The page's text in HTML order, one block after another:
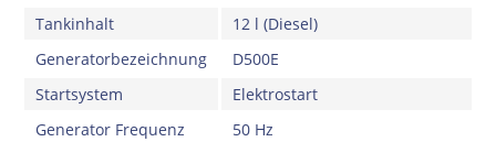
Tankinhalt
12 l (Diesel)
Generatorbezeichnung
D500E
Startsystem
Elektrostart
Generator Frequenz
50 Hz